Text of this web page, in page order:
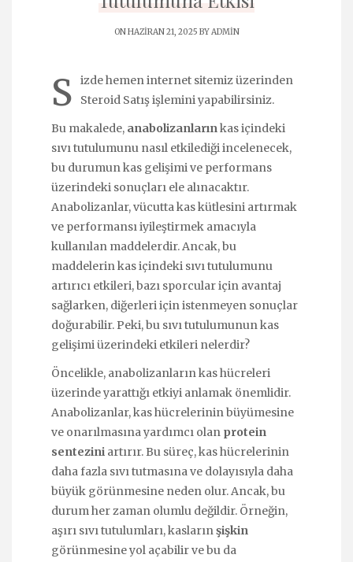
ON HAZIRAN 21, 2025 BYADMIN
S
izde hemen internet sitemiz üzerinden
Steroid Satışişlemini yapabilirsiniz.
Bu makalede, anabolizanlarınkas içindeki
sıvı tutulumunu nasıl etkilediği incelenecek,
bu durumun kas gelişimi ve performans
üzerindeki sonuçları ele alınacaktır.
Anabolizanlar, vücutta kas kütlesini artırmak
ve performansı iyileştirmek amacıyla
kullanılan maddelerdir. Ancak, bu
maddelerin kas içindeki sıvı tutulumunu
artırıcı etkileri, bazı sporcular için avantaj
sağlarken, diğerleri için istenmeyen sonuçlar
doğurabilir. Peki, bu sıvı tutulumunun kas
gelişimi üzerindeki etkileri nelerdir?
Öncelikle, anabolizanların kas hücreleri
üzerinde yarattığı etkiyi anlamak önemlidir.
Anabolizanlar, kas hücrelerinin büyümesine
ve onarılmasına yardımcı olan protein
sentezini artırır. Bu süreç, kas hücrelerinin
daha fazla sıvı tutmasına ve dolayısıyla daha
büyük görünmesine neden olur. Ancak, bu
durum her zaman olumlu değildir. Örneğin,
aşırı sıvı tutulumları, kaslarınşişkin
görünmesine yol açabilir ve bu da